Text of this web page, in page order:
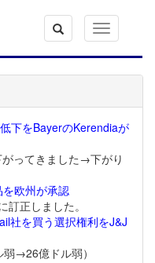
Toggle
navigation
下をBayerのKerendiaが
がってきました→下がり
欧州が承認
正しました。
社を買う選択権利をJ&J
→26億ドル弱）